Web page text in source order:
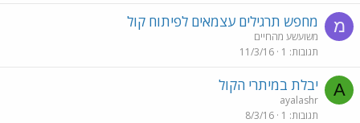
מ מחפש תרגילים עצמאים לפיתוח קול
משועשע מהחיים
תגובות 1
11/3/16
A יבלת במיתרי הקול
ayalashr
תגובות 1
8/3/16